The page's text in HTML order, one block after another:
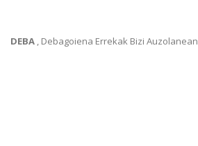
DEBA , Debagoiena Errekak Bizi Auzolanean